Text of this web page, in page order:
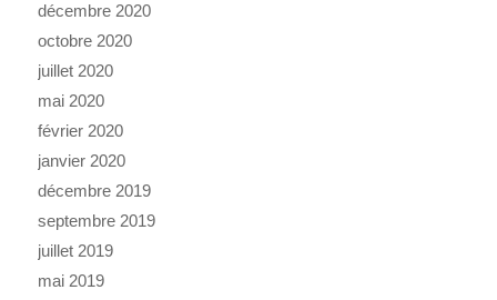
décembre 2020
octobre 2020
juillet 2020
mai 2020
février 2020
janvier 2020
décembre 2019
septembre 2019
juillet 2019
mai 2019